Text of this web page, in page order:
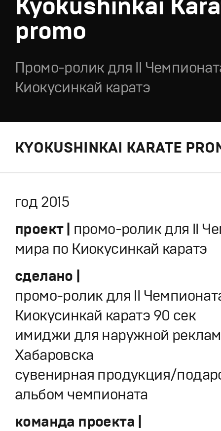
promo
Промо-ролик для ll
Киокусинкай каратэ
KYOKUSHINKAI KARATE
год 2015
проект | промо-ролик для ll
мира по Киокусинкай каратэ
сделано |
промо-ролик для ll
Киокусинкай каратэ 90 cек
имиджи для наружной
Хабаровска
сувенирная продукция/
альбом чемпионата
команда проекта |